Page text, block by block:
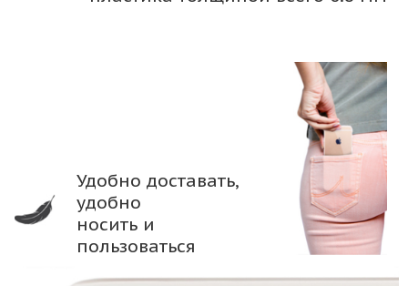
Удобно доставать,
удобно
носить и
пользоваться